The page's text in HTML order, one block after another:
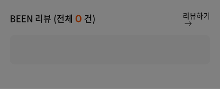
BEEN 리뷰 (전체 0 건) 리뷰하기